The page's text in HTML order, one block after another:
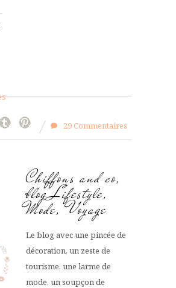
29 Commentaires
Chiffons and co,
blog Lifestyle,
Mode, Voyage
Le blog avec une pincée de
décoration, un zeste de
tourisme, une larme de
mode, un soupçon de